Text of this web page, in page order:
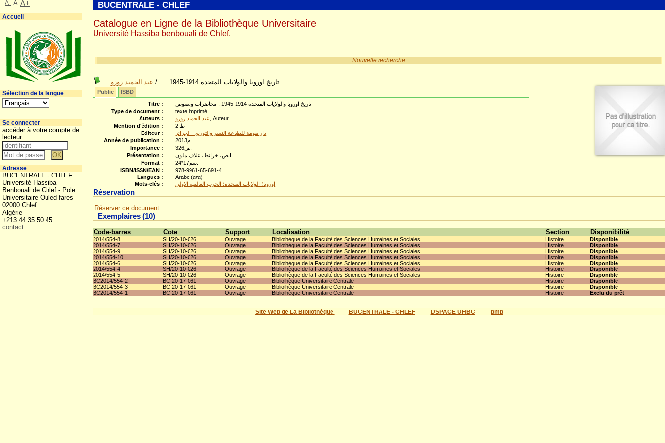
Nouvelle recherche
تاريخ اوروبا والولايات المتحدة 1914-1945 / عبد الحميد زوزو
Public
ISBD
Titre :
تاريخ اوروبا والولايات المتحدة 1914-1945 : محاضرات ونصوص
Type de document :
texte imprimé
Auteurs :
عبد الحميد زوزو , Auteur
Mention d'édition :
ط.2
Editeur :
دار هومة للطباعة النشر والتوزيع - الجزائر
Année de publication :
Importance :
Présentation :
ايض، خرائط، غلاف ملون
Format :
ISBN/ISSN/EAN :
978-9961-65-691-4
Langues :
Arabe (ara)
Mots-clés :
اوروبا؛ الولايات المتحدة؛ الحرب العالمية الاولى
Réservation
Réserver ce document
Exemplaires (10)
Code-barres Cote Support Localisation Section Disponibilité
2014/554-8 SH/20-10-026 Ouvrage Bibliothèque de la Faculté des Sciences Humaines et Sociales Histoire
Disponible
2014/554-7
SH/20-10-026 Ouvrage Bibliothèque de la Faculté des Sciences Humaines et Sociales Histoire
Disponible
2014/554-9
SH/20-10-026 Ouvrage Bibliothèque de la Faculté des Sciences Humaines et Sociales Histoire
Disponible
2014/554-10
SH/20-10-026 Ouvrage Bibliothèque de la Faculté des Sciences Humaines et Sociales Histoire
Disponible
2014/554-6
SH/20-10-026 Ouvrage Bibliothèque de la Faculté des Sciences Humaines et Sociales Histoire
Disponible
2014/554-4
SH/20-10-026 Ouvrage Bibliothèque de la Faculté des Sciences Humaines et Sociales Histoire
Disponible
2014/554-5
SH/20-10-026 Ouvrage Bibliothèque de la Faculté des Sciences Humaines et Sociales Histoire
Disponible
BC2014/554-2
BC.20-17-061 Ouvrage Bibliothèque Universitaire Centrale Histoire
Disponible
BC2014/554-3
BC.20-17-061 Ouvrage Bibliothèque Universitaire Centrale Histoire
Disponible
BC2014/554-1
BC.20-17-061 Ouvrage Bibliothèque Universitaire Centrale Histoire Exclu du prêt
Site Web de La Bibliothéque BUCENTRALE - CHLEF DSPACE UHBC pmb
BUCENTRALE - CHLEF
Catalogue en Ligne de la Bibliothèque Universitaire
Université Hassiba benbouali de Chlef.
A- A A+
Accueil
Sélection de la langue
Se connecter
accéder à votre compte de
lecteur
Adresse
BUCENTRALE - CHLEF
Université Hassiba
Benbouali de Chlef - Pole
Universitaire Ouled fares
02000 Chlef
Algérie
+213 44 35 50 45
contact